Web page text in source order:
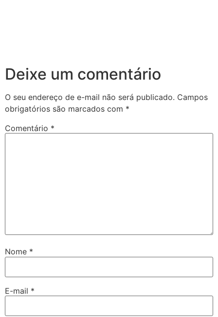
Deixe um comentário
O seu endereço de e-mail não será publicado. Campos
obrigatórios são marcados com *
Comentário *
Nome *
E-mail *